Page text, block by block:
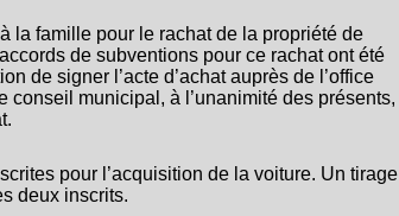
la famille pour le rachat de la propriété de
de subventions pour ce rachat ont été
de signer l’acte d’achat auprès de l’office
conseil municipal, à l’unanimité des présents,
pour l’acquisition de la voiture. Un tirage
deux inscrits.